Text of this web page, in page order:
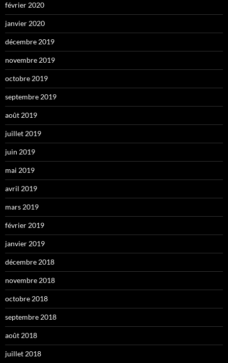
février 2020
janvier 2020
décembre 2019
novembre 2019
octobre 2019
septembre 2019
août 2019
juillet 2019
juin 2019
mai 2019
avril 2019
mars 2019
février 2019
janvier 2019
décembre 2018
novembre 2018
octobre 2018
septembre 2018
août 2018
juillet 2018